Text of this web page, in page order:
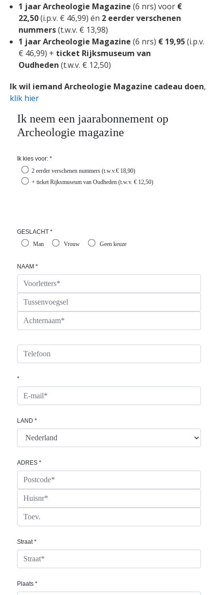
1 jaar Archeologie Magazine (6 nrs) voor €
22,50(i.p.v. € 46,99) én 2 eerder verschenen
nummers(t.w.v. € 13,98)
1 jaar Archeologie Magazine (6 nrs) € 19,95(i.p.v.
€ 46,99) + ticket Rijksmuseum van
Oudheden (t.w.v. € 12,50)
Ik wil iemand Archeologie Magazine cadeau doen,
klik hier